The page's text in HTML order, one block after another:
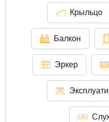
Крыльцо
Балкон
Эркер